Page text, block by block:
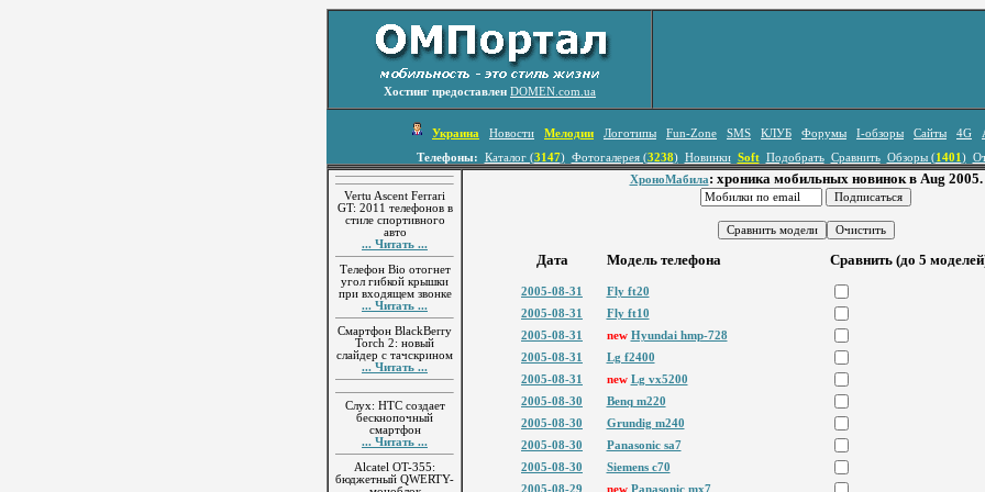
Хостинг предоставлен DOMEN.com.ua
Украина Новости Мелодии Логотипы Fun-Zone SMS КЛУБ Форумы I-обзоры Сайты 4G
Телефоны:
Каталог (3147) Фотогалерея (3238) Новинки Soft Подобрать Сравнить Обзоры (1401 )
Vertu Ascent Ferrari
GT: 2011 телефонов в
стиле спортивного
авто
... Читать ...
Телефон Bio отогнет
угол гибкой крышки
при входящем звонке
... Читать ...
Смартфон BlackBerry
Torch 2: новый
слайдер с тачскрином
... Читать ...
Слух: HTC создает
бескнопочный
смартфон
... Читать ...
Alcatel OT-355:
бюджетный QWERTY-
ХроноМабила: хроника мобильных новинок в Aug 2005.
Дата Модель телефона Сравнить (до 5
2005-08-31
Fly ft20
2005-08-31
Fly ft10
2005-08-31
new Hyundai hmp-728
2005-08-31
Lg f2400
2005-08-31
new Lg vx5200
2005-08-30
Benq m220
2005-08-30
Grundig m240
2005-08-30
Panasonic sa7
2005-08-30
Siemens c70
2005-08-29
new Panasonic mx7